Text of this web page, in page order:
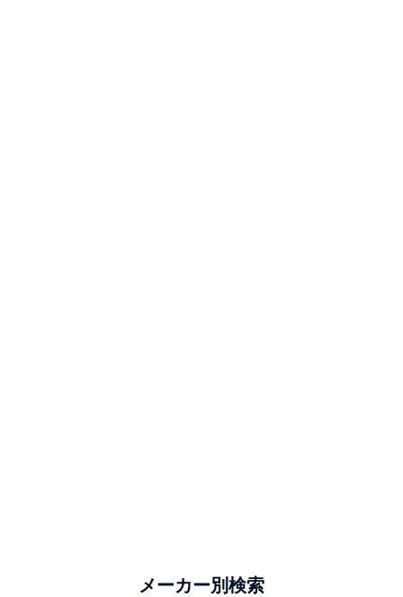
メーカー別検索